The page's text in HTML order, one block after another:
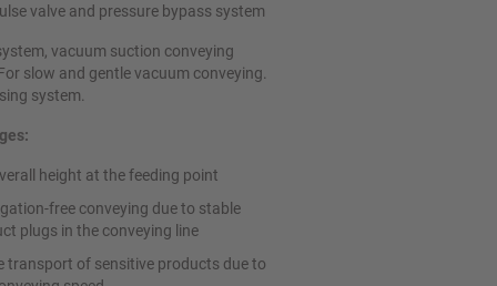
valve and pressure bypass system
vacuum suction conveying
slow and gentle vacuum conveying.
system.
height at the feeding point
free conveying due to stable
plugs in the conveying line
transport of sensitive products due to